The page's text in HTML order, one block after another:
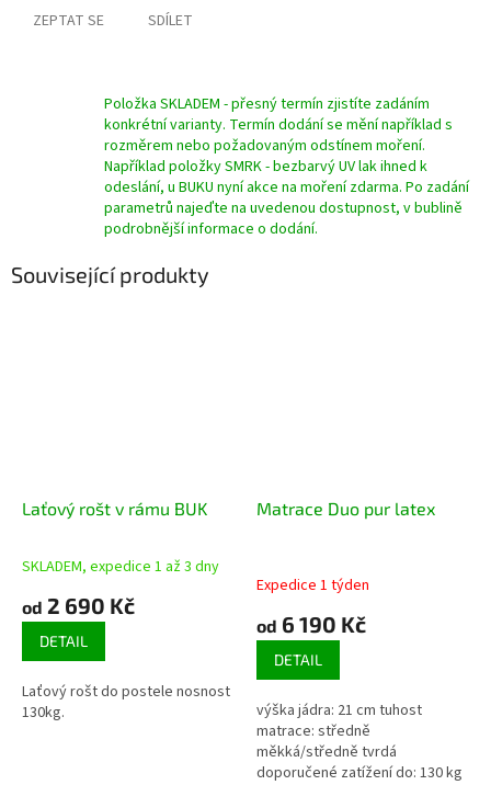
ZEPTAT SE SDÍLET
Položka SKLADEM - přesný termín zjistíte zadáním
konkrétní varianty. Termín dodání se mění například s
rozměrem nebo požadovaným odstínem moření.
Například položky SMRK - bezbarvý UV lak ihned k
odeslání, u BUKU nyní akce na moření zdarma. Po zadání
parametrů najeďte na uvedenou dostupnost, v bublině
podrobnější informace o dodání.
Související produkty
Laťový rošt v rámu BUK
Průměrné
produktu
5
hvězdiček.
SKLADEM, expedice 1 až 3 dny
od 2 690 Kč
DETAIL
Laťový rošt do postele nosnost
130kg.
Matrace Duo pur latex
Expedice 1 týden
od 6 190 Kč
DETAIL
výška jádra: 21 cm tuhost
matrace: středně
měkká/středně tvrdá
doporučené zatížení do: 130 kg